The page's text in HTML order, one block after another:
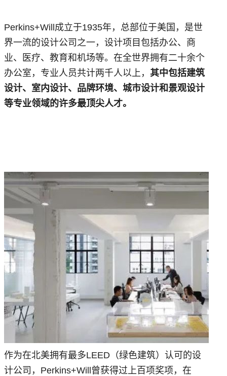
Perkins+Will成立于1935年，总部位于美国，是世
界一流的设计公司之一，设计项目包括办公、商
业、医疗、教育和机场等。在全世界拥有二十余个
办公室，专业人员共计两千人以上， 其中包括建筑
设计、室内设计、品牌环境、城市设计和景观设计
等专业领域的许多最顶尖人才。
作为在北美拥有最多LEED（绿色建筑）认可的设
计公司，Perkins+Will曾获得过上百项奖项，在